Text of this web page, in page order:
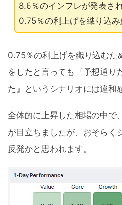
8.6％のインフレが発表さ
0.75％の利上げを織り込み
0.75％の利上げを織り込むた
をしたと言っても『予想通り
た』というシナリオには違和
全体的に上昇した相場の中で
が目立ちましたが、おそらく
反発かと思われます。